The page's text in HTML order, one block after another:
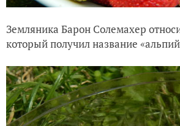
Земляника Барон Солемахер
который получил название